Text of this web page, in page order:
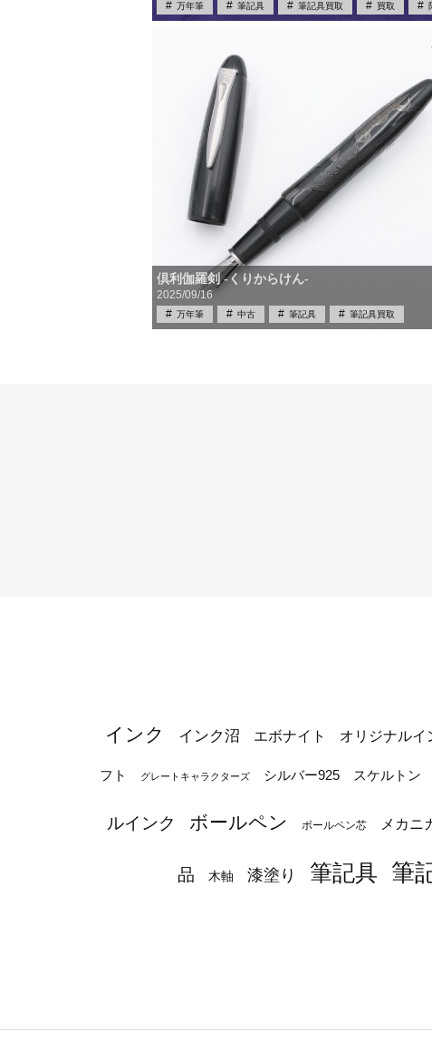
万年筆 筆記具 筆記具買取 買取
倶利伽羅剣 -くりからけん-
2025/09/16
万年筆 中古 筆記具 筆記具買取
インク インク沼 エボナイト オリジナルイ
フト グレートキャラクターズ シルバー925 スケルトン
ルインク ボールペン ボールペン芯 メカニ
品 木軸 漆塗り 筆記具 筆